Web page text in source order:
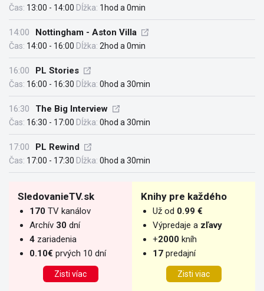
Čas: 13:00 - 14:00 Dĺžka: 1hod a 0min
14:00 Nottingham - Aston Villa
Čas: 14:00 - 16:00 Dĺžka: 2hod a 0min
16:00 PL Stories
Čas: 16:00 - 16:30 Dĺžka: 0hod a 30min
16:30 The Big Interview
Čas: 16:30 - 17:00 Dĺžka: 0hod a 30min
17:00 PL Rewind
Čas: 17:00 - 17:30 Dĺžka: 0hod a 30min
SledovanieTV.sk
170 TV kanálov
Archív 30 dní
4 zariadenia
0.10€ prvých 10 dní
Zisti víac
Knihy pre každého
Už od 0.99 €
Výpredaje a zľavy
+2000 kníh
17 predajní
Zisti viac